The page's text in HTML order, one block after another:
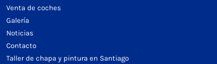
Venta de coches
Galería
Noticias
Contacto
Taller de chapa y pintura en Santiago